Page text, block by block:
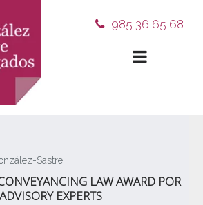
985 36 65 68
Sastre
LAW AWARD POR
EXPERTS